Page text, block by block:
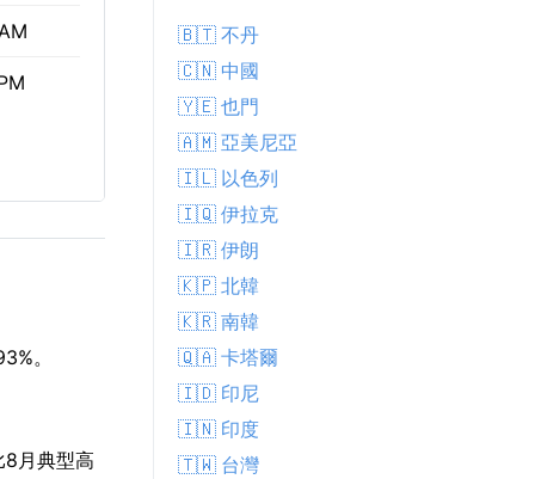
。
月典型高
🇧🇹 不丹
🇨🇳 中國
🇾🇪 也門
🇦🇲 亞美尼亞
🇮🇱 以色列
🇮🇶 伊拉克
🇮🇷 伊朗
🇰🇵 北韓
🇰🇷 南韓
🇶🇦 卡塔爾
🇮🇩 印尼
🇮🇳 印度
🇹🇼 台灣